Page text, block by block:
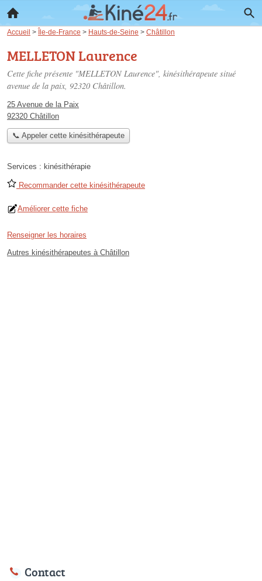
Accueil > Île-de-France > Hauts-de-Seine > Châtillon
MELLETON Laurence
Cette fiche présente "MELLETON Laurence", kinésithérapeute situé
avenue de la paix, 92320 Châtillon.
25 Avenue de la Paix
92320 Châtillon
📞 Appeler cette kinésithérapeute
Services : kinésithérapie
Recommander cette kinésithérapeute
Améliorer cette fiche
Renseigner les horaires
Autres kinésithérapeutes à Châtillon
Contact